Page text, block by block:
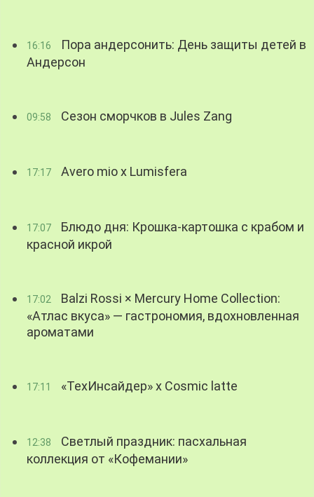
16:16
Пора андерсонить: День защиты детей в
Андерсон
09:58 Сезон сморчков в Jules Zang
17:17 Avero mio x Lumisfera
17:07
Блюдо дня: Крошка-картошка с крабом и
красной икрой
17:02
Balzi Rossi × Mercury Home Collection:
«Атлас вкуса» — гастрономия, вдохновленная
ароматами
17:11 «ТехИнсайдер» х Cosmic latte
12:38
Светлый праздник: пасхальная
коллекция от «Кофемании»